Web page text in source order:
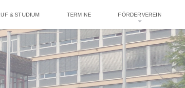
& STUDIUM TERMINE FÖRDERVEREIN